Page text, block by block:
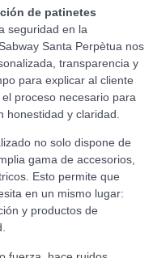
de patinetes
seguridad en la
Santa Perpètua nos
transparencia y
para explicar al cliente
proceso necesario para
honestidad y claridad.
no solo dispone de
gama de accesorios,
Esto permite que
en un mismo lugar:
y productos de